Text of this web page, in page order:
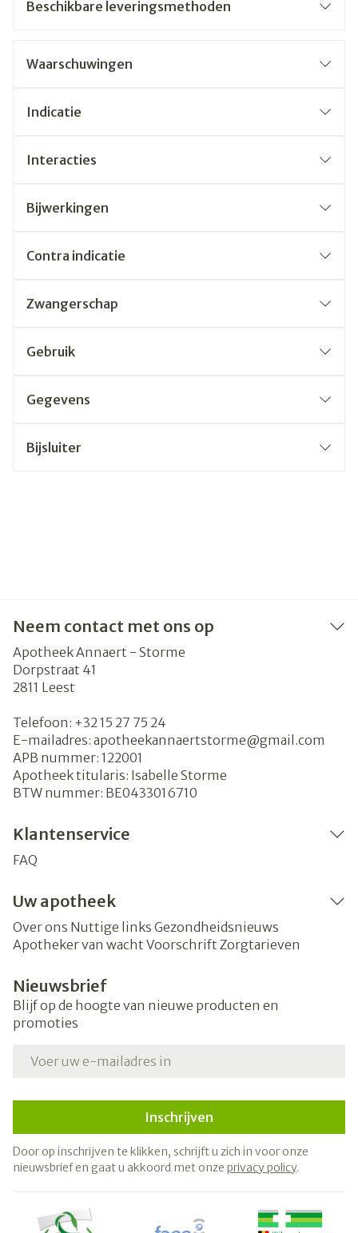
Beschikbare leveringsmethoden
Waarschuwingen
Indicatie
Interacties
Bijwerkingen
Contra indicatie
Zwangerschap
Gebruik
Gegevens
Bijsluiter
Neem contact met ons op
Apotheek Annaert - Storme
Dorpstraat 41
2811 Leest
Telefoon: +32 15 27 75 24
E-mailadres: apotheekannaertstorme@gmail.com
APB nummer: 122001
Apotheek titularis: Isabelle Storme
BTW nummer: BE0433016710
Klantenservice
FAQ
Uw apotheek
Over ons Nuttige links Gezondheidsnieuws
Apotheker van wacht Voorschrift Zorgtarieven
Nieuwsbrief
Blijf op de hoogte van nieuwe producten en
promoties
Inschrijven
Door op inschrijven te klikken, schrijft u zich in voor onze
nieuwsbrief en gaat u akkoord met onze privacy policy.